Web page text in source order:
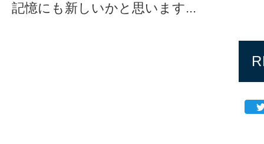
記憶にも新しいかと思います...